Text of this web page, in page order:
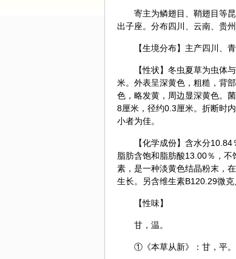
寄主为鳞翅目、鞘翅目等
出子座。分布四川、云南、贵
【生境分布】主产四川、
【性状】冬虫夏草为虫体
米。外表呈深黄色，粗糙，背
色，略发黄，周边显深黄色。
8厘米，径约0.3厘米。折断时
小者为佳。
【化学成份】含水分10.84
脂肪含饱和脂肪酸13.00％，
素，是一种淡黄色结晶粉末，
生长。另含维生素B120.29微克
【性味】
甘，温。
①《本草从新》：甘，平。